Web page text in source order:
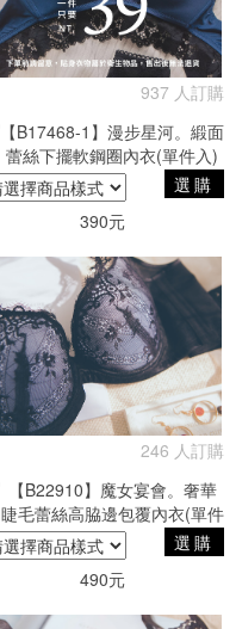
937 人訂購
【B17468-1】漫步星河。緞面
蕾絲下擺軟鋼圈內衣(單件入)
選購
390元
246 人訂購
【B22910】魔女宴會。奢華
睫毛蕾絲高脇邊包覆內衣(單件
入)。台灣製
選購
490元